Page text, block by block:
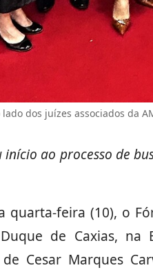
lado dos juízes associados da
início ao processo de
quarta-feira (10), o
de Caxias,
Cesar Marques